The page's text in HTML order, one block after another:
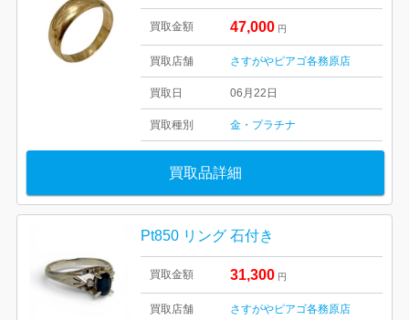
買取金額 47,000 円
買取店舗 さすがやピアゴ各務原店
買取日 06月22日
買取種別 金・プラチナ
買取品詳細
Pt850 リング 石付き
買取金額 31,300 円
買取店舗 さすがやピアゴ各務原店